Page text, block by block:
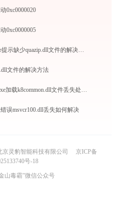
0xc0000020
0xc0000005
比特精灵 BitDock.exe提示缺少quazip.dll文件的解决办法
文件的解决方法
误msvcr100.dll丢失如何解决
京灵豹智能科技有限公司
京ICP备
号-18
山毒霸”微信公众号